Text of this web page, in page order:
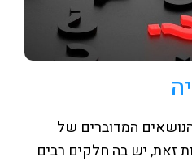
המדוברים של
זאת, יש בה חלקים רבים